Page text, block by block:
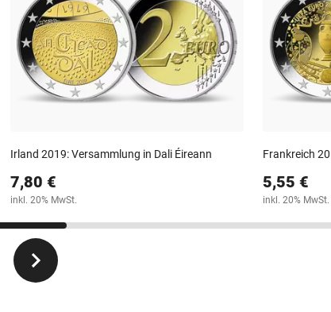
Irland 2019: Versammlung in Dali Éireann
7,80 €
inkl. 20% MwSt.
Frankreich
5,55 €
inkl. 20% MwSt.